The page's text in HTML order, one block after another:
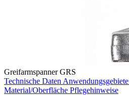
Greifarmspanner GRS
Technische Daten Anwendungsgebiete
Material/Oberfläche Pflegehinweise